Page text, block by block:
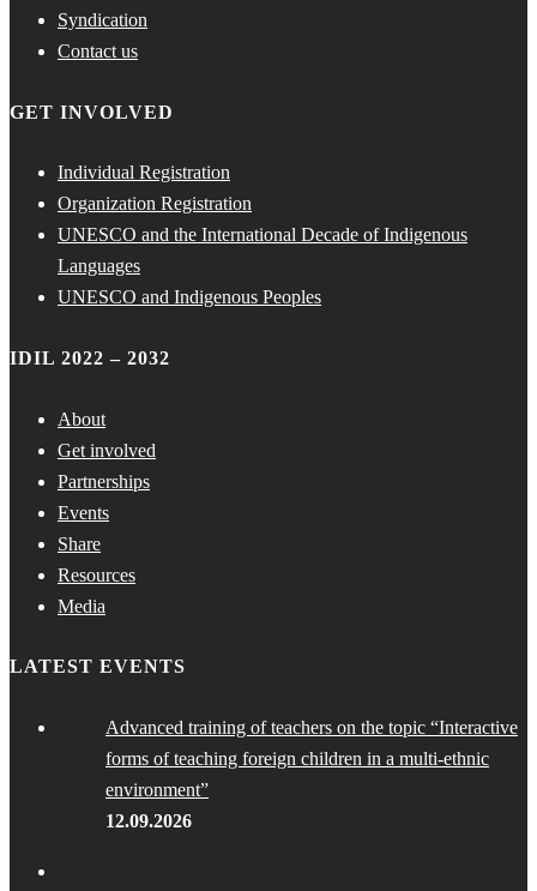
Syndication
Contact us
GET INVOLVED
Individual Registration
Organization Registration
UNESCO and the International Decade of Indigenous
Languages
UNESCO and Indigenous Peoples
IDIL 2022 – 2032
About
Get involved
Partnerships
Events
Share
Resources
Media
LATEST EVENTS
Advanced training of teachers on the topic “Interactive
forms of teaching foreign children in a multi-ethnic
environment”
12.09.2026